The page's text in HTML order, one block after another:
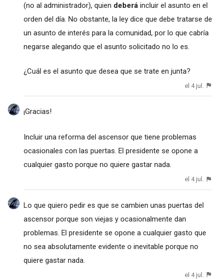
(no al administrador), quien deberáincluir el asunto en el
orden del día. No obstante, la ley dice que debe tratarse de
un asunto de interés para la comunidad, por lo que cabría
negarse alegando que el asunto solicitado no lo es.
¿Cuál es el asunto que desea que se trate en junta?
el 4 jul.
¡Gracias!
Incluir una reforma del ascensor que tiene problemas
ocasionales con las puertas. El presidente se opone a
cualquier gasto porque no quiere gastar nada.
el 4 jul.
Lo que quiero pedir es que se cambien unas puertas del
ascensor porque son viejas y ocasionalmente dan
problemas. El presidente se opone a cualquier gasto que
no sea absolutamente evidente o inevitable porque no
quiere gastar nada.
el 4 jul.